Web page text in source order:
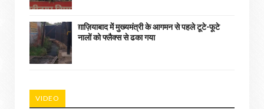
ग़ाज़ियाबाद में मुख्यमंत्री के आगमन से पहले टूटे-फूटे
नालों को फ्लैक्स से ढका गया
VIDEO